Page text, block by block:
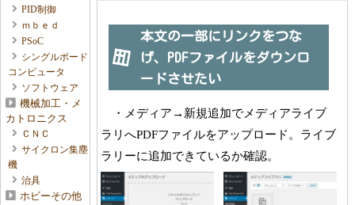
PID制御
ｍｂｅｄ
PSoC
シングルボード
コンピュータ
ソフトウェア
機械加工・メ
カトロニクス
ＣＮＣ
サイクロン集塵
機
治具
ホビーその他
本文の一部にリンクをつな
げ、PDFファイルをダウンロ
ードさせたい
・メディア→新規追加でメディアライブ
ラリへPDFファイルをアップロード。ライブ
ラリーに追加できているか確認。